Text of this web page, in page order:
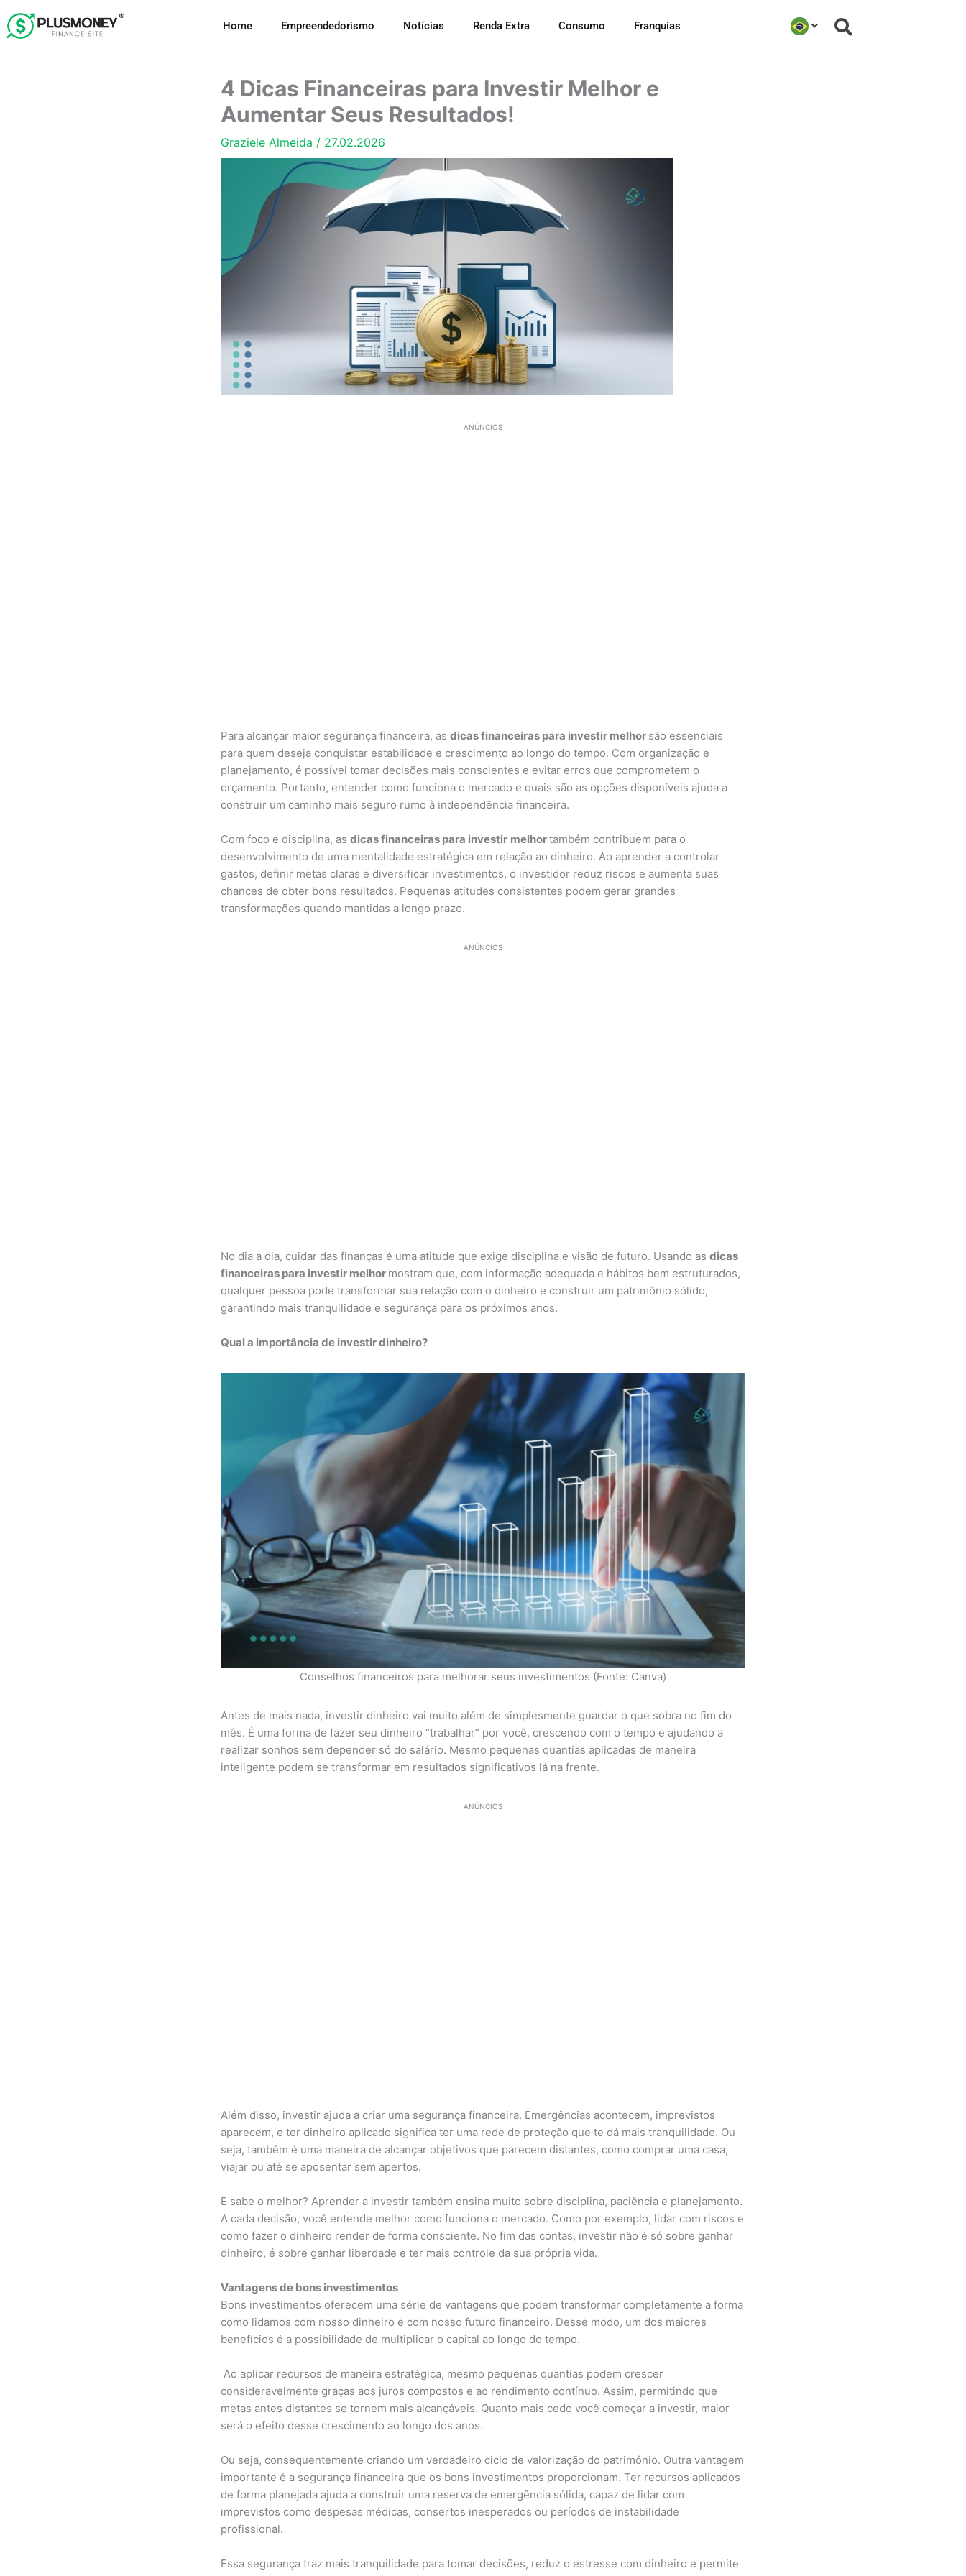
para
Home Empreendedorismo Notícias Renda Extra Consumo Franquias
4 Dicas Financeiras para Investir Melhor e
Aumentar Seus Resultados!
Graziele Almeida / 27.02.2026
ANÚNCIOS
Para alcançar maior segurança financeira, as dicas financeiras para investir melhor são essenciais
para quem deseja conquistar estabilidade e crescimento ao longo do tempo. Com organização e
planejamento, é possível tomar decisões mais conscientes e evitar erros que comprometem o
orçamento. Portanto, entender como funciona o mercado e quais são as opções disponíveis ajuda a
construir um caminho mais seguro rumo à independência financeira.
Com foco e disciplina, as dicas financeiras para investir melhortambém contribuem para o
desenvolvimento de uma mentalidade estratégica em relação ao dinheiro. Ao aprender a controlar
gastos, definir metas claras e diversificar investimentos, o investidor reduz riscos e aumenta suas
chances de obter bons resultados. Pequenas atitudes consistentes podem gerar grandes
transformações quando mantidas a longo prazo.
ANÚNCIOS
No dia a dia, cuidar das finanças é uma atitude que exige disciplina e visão de futuro. Usando as dicas
financeiras para investir melhor mostram que, com informação adequada e hábitos bem estruturados,
qualquer pessoa pode transformar sua relação com o dinheiro e construir um patrimônio sólido,
garantindo mais tranquilidade e segurança para os próximos anos.
Qual a importância de investir dinheiro?
Conselhos financeiros para melhorar seus investimentos (Fonte: Canva)
Antes de mais nada, investir dinheiro vai muito além de simplesmente guardar o que sobra no fim do
mês. É uma forma de fazer seu dinheiro “trabalhar” por você, crescendo com o tempo e ajudando a
realizar sonhos sem depender só do salário. Mesmo pequenas quantias aplicadas de maneira
inteligente podem se transformar em resultados significativos lá na frente.
ANÚNCIOS
Além disso, investir ajuda a criar uma segurança financeira. Emergências acontecem, imprevistos
aparecem, e ter dinheiro aplicado significa ter uma rede de proteção que te dá mais tranquilidade. Ou
seja, também é uma maneira de alcançar objetivos que parecem distantes, como comprar uma casa,
viajar ou até se aposentar sem apertos.
E sabe o melhor? Aprender a investir também ensina muito sobre disciplina, paciência e planejamento.
A cada decisão, você entende melhor como funciona o mercado. Como por exemplo, lidar com riscos e
como fazer o dinheiro render de forma consciente. No fim das contas, investir não é só sobre ganhar
dinheiro, é sobre ganhar liberdade e ter mais controle da sua própria vida.
Vantagens de bons investimentos
Bons investimentos oferecem uma série de vantagens que podem transformar completamente a forma
como lidamos com nosso dinheiro e com nosso futuro financeiro. Desse modo, um dos maiores
benefícios é a possibilidade de multiplicar o capital ao longo do tempo.
Ao aplicar recursos de maneira estratégica, mesmo pequenas quantias podem crescer
consideravelmente graças aos juros compostos e ao rendimento contínuo. Assim, permitindo que
metas antes distantes se tornem mais alcançáveis. Quanto mais cedo você começar a investir, maior
será o efeito desse crescimento ao longo dos anos.
Ou seja, consequentemente criando um verdadeiro ciclo de valorização do patrimônio. Outra vantagem
importante é a segurança financeira que os bons investimentos proporcionam. Ter recursos aplicados
de forma planejada ajuda a construir uma reserva de emergência sólida, capaz de lidar com
imprevistos como despesas médicas, consertos inesperados ou períodos de instabilidade
profissional.
Essa segurança traz mais tranquilidade para tomar decisões, reduz o estresse com dinheiro e permite